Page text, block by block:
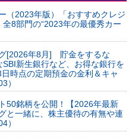
（2023年版）「おすすめクレジ
8部門の“2023年の最優秀カー
[2026年8月] 貯金をするな
新生銀行など、お得な銀行を
時点の定期預金の金利＆キャ
）
50銘柄を公開！【2026年最新
と一緒に、株主優待の有無や連
）